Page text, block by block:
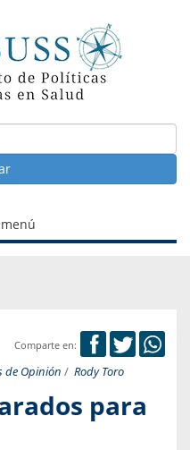
Comparte en:
de Opinión / Rody Toro
para